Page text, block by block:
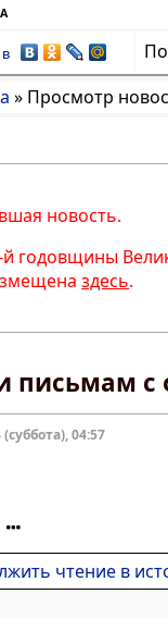
» Просмотр
новость.
годовщины
здесь.
письмам с
04:57
чтение в